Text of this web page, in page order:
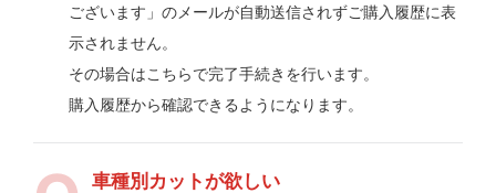
ございます」のメールが自動送信されずご購入履歴に表
示されません。
その場合はこちらで完了手続きを行います。
購入履歴から確認できるようになります。
車種別カットが欲しい